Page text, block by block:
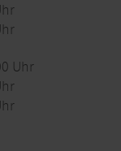
Uhr